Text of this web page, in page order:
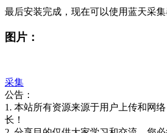
最后安装完成，现在可以使用蓝天采集
图片：
采集
公告：
1. 本站所有资源来源于用户上传和网
长！